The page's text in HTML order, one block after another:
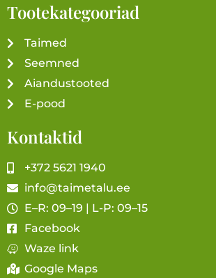
Tootekategooriad
Taimed
Seemned
Aiandustooted
E-pood
Kontaktid
+372 5621 1940
info@taimetalu.ee
E–R: 09–19 | L-P: 09–15
Facebook
Waze link
Google Maps